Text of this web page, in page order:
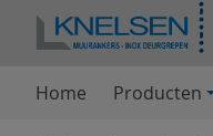
Home Producten